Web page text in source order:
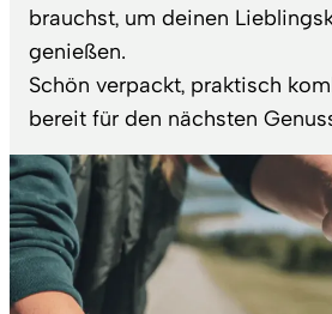
brauchst, um deinen
genießen.
Schön verpackt, praktisch
bereit für den nächsten